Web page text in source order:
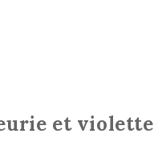
et violette